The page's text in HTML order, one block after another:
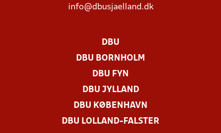
info@dbusjaelland.dk
DBU
DBU BORNHOLM
DBU FYN
DBU JYLLAND
DBU KØBENHAVN
DBU LOLLAND-FALSTER